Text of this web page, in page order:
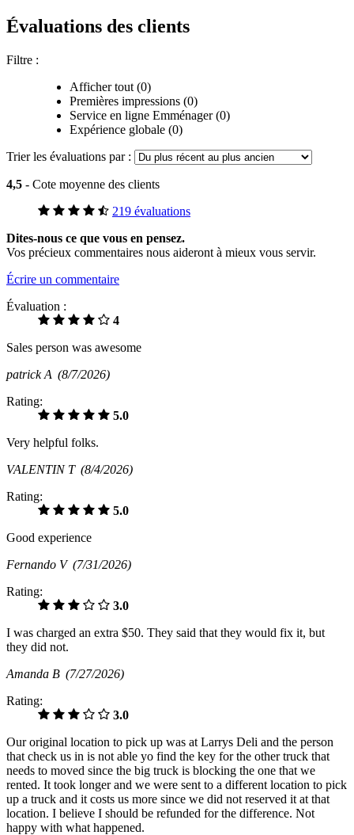
Évaluations des clients
Filtre :
Afficher tout (0)
Premières impressions (0)
Service en ligne Emménager (0)
Expérience globale (0)
Trier les évaluations par :
4,5 - Cote moyenne des clients
219 évaluations
Dites-nous ce que vous en pensez.
Vos précieux commentaires nous aideront à mieux vous servir.
Écrire un commentaire
Évaluation :
4
Sales person was awesome
patrick A (8/7/2026)
Rating:
5.0
Very helpful folks.
VALENTIN T (8/4/2026)
Rating:
5.0
Good experience
Fernando V (7/31/2026)
Rating:
3.0
I was charged an extra $50. They said that they would fix it, but
they did not.
Amanda B (7/27/2026)
Rating:
3.0
Our original location to pick up was at Larrys Deli and the person
that check us in is not able yo find the key for the other truck that
needs to moved since the big truck is blocking the one that we
rented. It took longer and we were sent to a different location to pick
up a truck and it costs us more since we did not reserved it at that
location. I believe I should be refunded for the difference. Not
happy with what happened.